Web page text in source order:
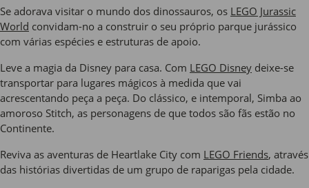
Se adorava visitar o mundo dos dinossauros, os LEGO Jurassic
World convidam-no a construir o seu próprio parque jurássico
com várias espécies e estruturas de apoio.
Leve a magia da Disney para casa. Com LEGO Disney deixe-se
transportar para lugares mágicos à medida que vai
acrescentando peça a peça. Do clássico, e intemporal, Simba ao
amoroso Stitch, as personagens de que todos são fãs estão no
Continente.
Reviva as aventuras de Heartlake City com LEGO Friends, através
das histórias divertidas de um grupo de raparigas pela cidade.